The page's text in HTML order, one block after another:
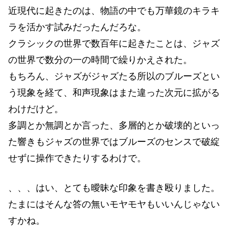
近現代に起きたのは、物語の中でも万華鏡のキラキ
ラを活かす試みだったんだろな。
クラシックの世界で数百年に起きたことは、ジャズ
の世界で数分の一の時間で繰りかえされた。
もちろん、ジャズがジャズたる所以のブルーズとい
う現象を経て、和声現象はまた違った次元に拡がる
わけだけど。
多調とか無調とか言った、多層的とか破壊的といっ
た響きもジャズの世界ではブルーズのセンスで破綻
せずに操作できたりするわけで。
、、、はい、とても曖昧な印象を書き殴りました。
たまにはそんな答の無いモヤモヤもいいんじゃない
すかね。